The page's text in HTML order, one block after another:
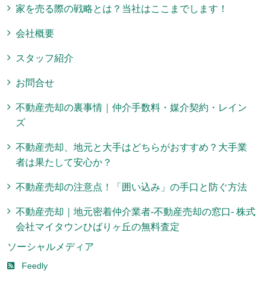
家を売る際の戦略とは？当社はここまでします！
会社概要
スタッフ紹介
お問合せ
不動産売却の裏事情｜仲介手数料・媒介契約・レイン
ズ
不動産売却、地元と大手はどちらがおすすめ？大手業
者は果たして安心か？
不動産売却の注意点！「囲い込み」の手口と防ぐ方法
不動産売却｜地元密着仲介業者-不動産売却の窓口- 株式
会社マイタウンひばりヶ丘の無料査定
ソーシャルメディア
Feedly